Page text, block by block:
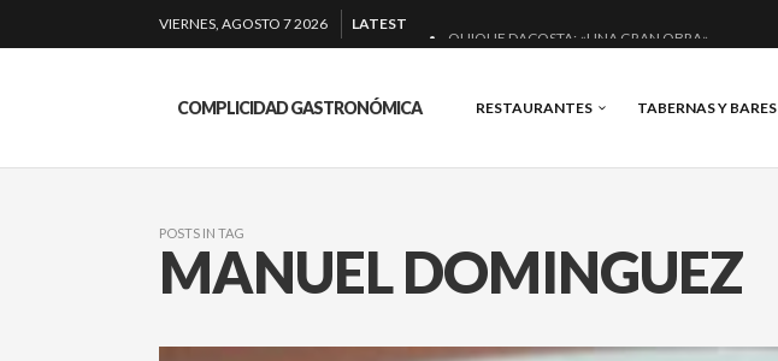
VIERNES, AGOSTO 7 2026
LATEST
QUIQUE DACOSTA: «UNA GRAN OBRA»
BAKKO: NIGIRIS, VINO Y BRASAS.
COMPLICIDAD GASTRONÓMICA RESTAURANTES TABERNAS Y BARES
POSTS IN TAG
MANUEL DOMINGUEZ